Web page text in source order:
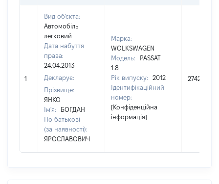
1
Вид об'єкта:
Автомобіль
легковий
Дата набуття
права:
24.04.2013
Декларує:
Прізвище:
ЯНКО
Ім'я:
БОГДАН
По батькові
(за наявності):
ЯРОСЛАВОВИЧ
Марка:
WOLKSWAGEN
Модель:
PASSAT
1.8
Рік випуску:
2012
Ідентифікаційний
номер:
[Конфіденційна
інформація]
274200